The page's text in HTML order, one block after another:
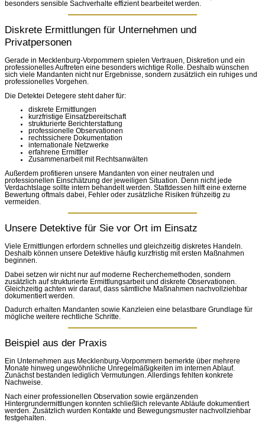
besonders sensible Sachverhalte effizient bearbeitet werden.
Diskrete Ermittlungen für Unternehmen und
Privatpersonen
Gerade in Mecklenburg-Vorpommern spielen Vertrauen, Diskretion und ein
professionelles Auftreten eine besonders wichtige Rolle. Deshalb wünschen
sich viele Mandanten nicht nur Ergebnisse, sondern zusätzlich ein ruhiges und
professionelles Vorgehen.
Die Detektei Detegere steht daher für:
diskrete Ermittlungen
kurzfristige Einsatzbereitschaft
strukturierte Berichterstattung
professionelle Observationen
rechtssichere Dokumentation
internationale Netzwerke
erfahrene Ermittler
Zusammenarbeit mit Rechtsanwälten
Außerdem profitieren unsere Mandanten von einer neutralen und
professionellen Einschätzung der jeweiligen Situation. Denn nicht jede
Verdachtslage sollte intern behandelt werden. Stattdessen hilft eine externe
Bewertung oftmals dabei, Fehler oder zusätzliche Risiken frühzeitig zu
vermeiden.
Unsere Detektive für Sie vor Ort im Einsatz
Viele Ermittlungen erfordern schnelles und gleichzeitig diskretes Handeln.
Deshalb können unsere Detektive häufig kurzfristig mit ersten Maßnahmen
beginnen.
Dabei setzen wir nicht nur auf moderne Recherchemethoden, sondern
zusätzlich auf strukturierte Ermittlungsarbeit und diskrete Observationen.
Gleichzeitig achten wir darauf, dass sämtliche Maßnahmen nachvollziehbar
dokumentiert werden.
Dadurch erhalten Mandanten sowie Kanzleien eine belastbare Grundlage für
mögliche weitere rechtliche Schritte.
Beispiel aus der Praxis
Ein Unternehmen aus Mecklenburg-Vorpommern bemerkte über mehrere
Monate hinweg ungewöhnliche Unregelmäßigkeiten im internen Ablauf.
Zunächst bestanden lediglich Vermutungen. Allerdings fehlten konkrete
Nachweise.
Nach einer professionellen Observation sowie ergänzenden
Hintergrundermittlungen konnten schließlich relevante Abläufe dokumentiert
werden. Zusätzlich wurden Kontakte und Bewegungsmuster nachvollziehbar
festgehalten.